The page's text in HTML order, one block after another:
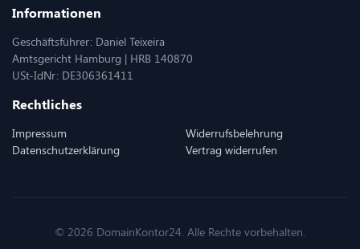
Informationen
Geschäftsführer: Daniel Teixeira
Amtsgericht Hamburg | HRB 140870
USt-IdNr: DE306361411
Rechtliches
Impressum
Datenschutzerklärung
Widerrufsbelehrung
Vertrag widerrufen
© 2026 DomainKontor24. Alle Rechte vorbehalten.